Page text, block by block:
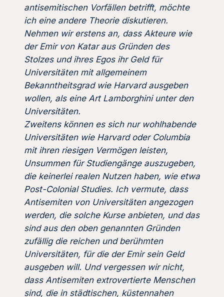
antisemitischen Vorfällen betrifft, möchte
ich eine andere Theorie diskutieren.
Nehmen wir erstens an, dass Akteure wie
der Emir von Katar aus Gründen des
Stolzes und ihres Egos ihr Geld für
Universitäten mit allgemeinem
Bekanntheitsgrad wie Harvard ausgeben
wollen, als eine Art Lamborghini unter den
Universitäten.
Zweitens können es sich nur wohlhabende
Universitäten wie Harvard oder Columbia
mit ihren riesigen Vermögen leisten,
Unsummen für Studiengänge auszugeben,
die keinerlei realen Nutzen haben, wie etwa
Post-Colonial Studies. Ich vermute, dass
Antisemiten von Universitäten angezogen
werden, die solche Kurse anbieten, und das
sind aus den oben genannten Gründen
zufällig die reichen und berühmten
Universitäten, für die der Emir sein Geld
ausgeben will. Und vergessen wir nicht,
dass Antisemiten extrovertierte Menschen
sind, die in städtischen, küstennahen